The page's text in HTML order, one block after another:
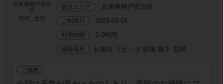
兵庫県神戸市北
区
30代
女性
提供エリア 兵庫県神戸市北区
ご利用日 2023-03-04
利用時間 2.0時間
掃除場所 お風呂 リビング 部屋 廊下 玄関
ご感想